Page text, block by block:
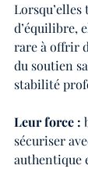
d’équilibre,
rare à offrir
du soutien
stabilité
Leur force :
sécuriser
authentique